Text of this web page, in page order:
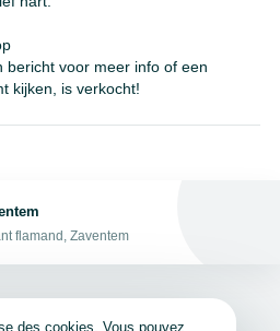
bericht voor meer info of een
kijken, is verkocht!
flamand, Zaventem
des cookies. Vous pouvez